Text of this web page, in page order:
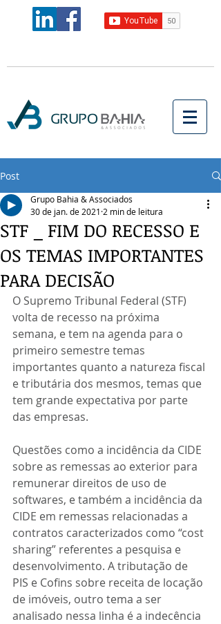
Post
STF _ FIM DO RECESSO E
OS TEMAS IMPORTANTES
PARA DECISÃO
Grupo Bahia & Associados
30 de jan. de 2021 2 min de leitura
O Supremo Tribunal Federal (STF)
volta de recesso na próxima
semana, e tem na agenda para o
primeiro semestre temas
importantes quanto a natureza fiscal
e tributária dos mesmos, temas que
tem grande expectativa por parte
das empresas.
Questões como a incidência da CIDE
sobre as remessas ao exterior para
remunerar direitos de uso de
softwares, e também a incidência da
CIDE em remessas relacionadas a
contratos caracterizados como “cost
sharing” referentes a pesquisa e
desenvolvimento. A tributação de
PIS e Cofins sobre receita de locação
de imóveis, outro tema a ser
analisado nessa linha é a indecência